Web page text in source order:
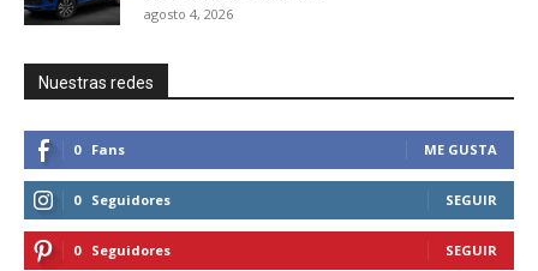
agosto 4, 2026
Nuestras redes
0 Fans ME GUSTA
0 Seguidores SEGUIR
0 Seguidores SEGUIR